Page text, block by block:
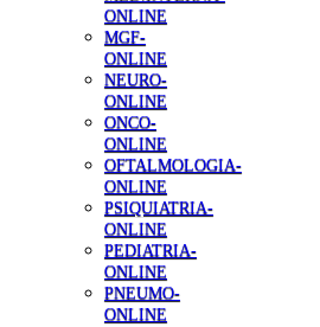
ONLINE
MGF-
ONLINE
NEURO-
ONLINE
ONCO-
ONLINE
OFTALMOLOGIA-
ONLINE
PSIQUIATRIA-
ONLINE
PEDIATRIA-
ONLINE
PNEUMO-
ONLINE